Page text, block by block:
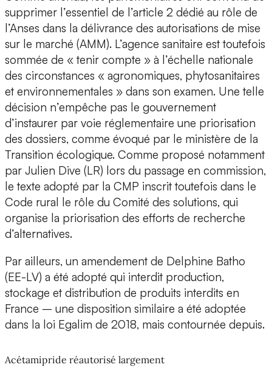
supprimer l’essentiel de l’article 2 dédié au rôle de
l’Anses dans la délivrance des autorisations de mise
sur le marché (AMM). L’agence sanitaire est toutefois
sommée de « tenir compte » à l’échelle nationale
des circonstances « agronomiques, phytosanitaires
et environnementales » dans son examen. Une telle
décision n’empêche pas le gouvernement
d’instaurer par voie réglementaire une priorisation
des dossiers, comme évoqué par le ministère de la
Transition écologique. Comme proposé notamment
par Julien Dive (LR) lors du passage en commission,
le texte adopté par la CMP inscrit toutefois dans le
Code rural le rôle du Comité des solutions, qui
organise la priorisation des efforts de recherche
d’alternatives.
Par ailleurs, un amendement de Delphine Batho
(EE-LV) a été adopté qui interdit production,
stockage et distribution de produits interdits en
France – une disposition similaire a été adoptée
dans la loi Egalim de 2018, mais contournée depuis.
Acétamipride réautorisé largement